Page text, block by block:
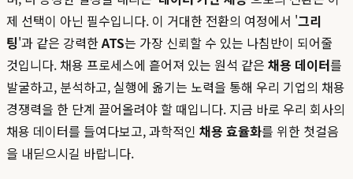
제 선택이 아닌 필수입니다. 이 거대한 전환의 여정에서 '그리
팅'과 같은 강력한ATS는 가장 신뢰할 수 있는 나침반이 되어줄
것입니다. 채용 프로세스에 흩어져 있는 원석 같은 채용 데이터를
발굴하고, 분석하고, 실행에 옮기는 노력을 통해 우리 기업의 채용
경쟁력을 한 단계 끌어올려야 할 때입니다. 지금 바로 우리 회사의
채용 데이터를 들여다보고, 과학적인 채용 효율화를 위한 첫걸음
을 내딛으시길 바랍니다.